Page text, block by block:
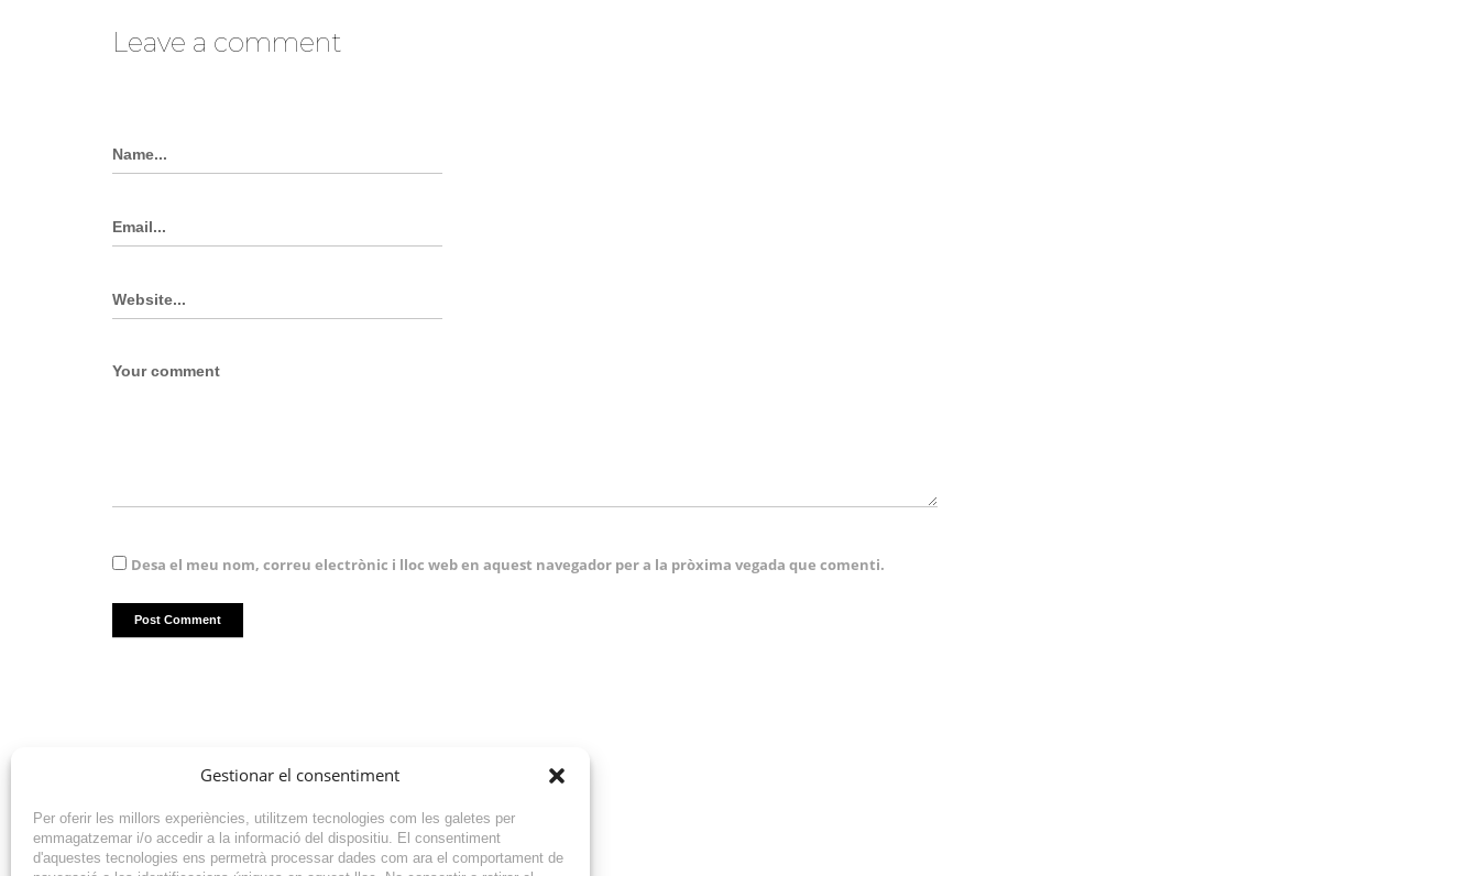
Gestionar el consentiment
Per oferir les millors experiències, utilitzem tecnologies com les galetes per
emmagatzemar i/o accedir a la informació del dispositiu. El consentiment
d'aquestes tecnologies ens permetrà processar dades com ara el comportament de
Leave a comment
Desa el meu nom, correu electrònic i lloc web en aquest navegador per a la pròxima vegada que comenti.